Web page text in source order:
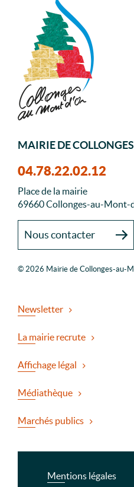
MAIRIE DE
04.78.22.02.12
Place de la mairie
69660 Collonges-au-Mont-
Nous contacter
© 2026 Mairie de Collonges-au-
Newsletter
La mairie recrute
Affichage légal
Médiathèque
Marchés publics
Mentions légales